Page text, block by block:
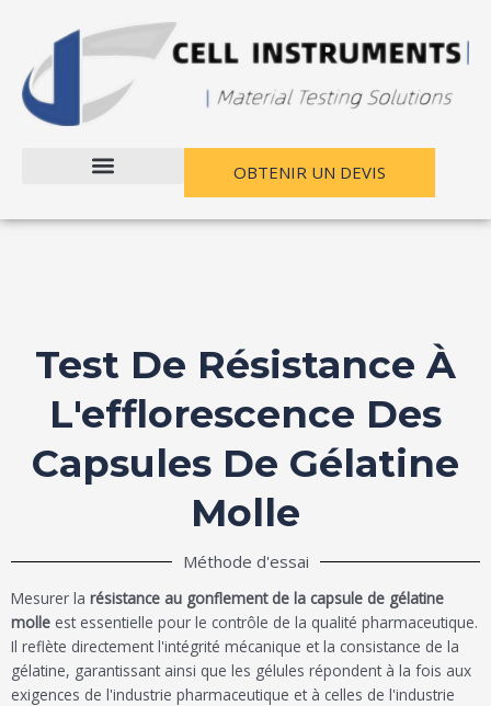
contenu
OBTENIR UN DEVIS
Test De Résistance À
L'efflorescence Des
Capsules De Gélatine
Molle
Méthode d'essai
Mesurer la résistance au gonflement de la capsule de gélatine
molle est essentielle pour le contrôle de la qualité pharmaceutique.
Il reflète directement l'intégrité mécanique et la consistance de la
gélatine, garantissant ainsi que les gélules répondent à la fois aux
exigences de l'industrie pharmaceutique et à celles de l'industrie